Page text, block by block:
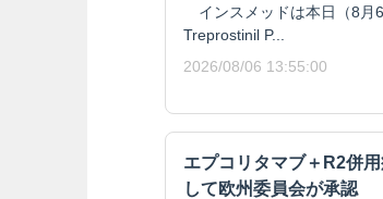
インスメッドは本日（8月6
Treprostinil P...
2026/08/06 13:55:00
エプコリタマブ＋R2併
して欧州委員会が承認